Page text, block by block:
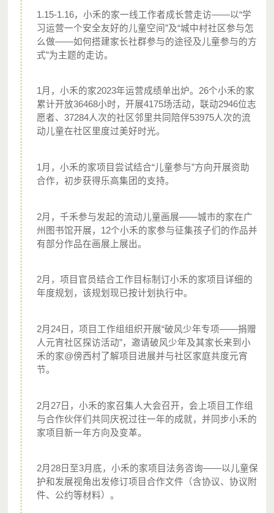
每筹245元，就可以培养1位城市支教志愿者在社区中开展活
动。每筹5万元，即可支持城市支教志愿者与社区合作伙伴
一起共建1个小禾的家。
1.15-1.16，小禾的家一线工作者成长营走访——以“学
习运营一个安全友好的儿童空间”及“城中村社区参与怎
么做——如何搭建家长社群参与的途径及儿童参与的方
式”为主题的走访。
1月，小禾的家2023年运营成绩单出炉。26个小禾的家
累计开放36468小时，开展4175场活动，联动2946位志
愿者、37284人次的社区邻里共同陪伴53975人次的流
动儿童在社区里度过美好时光。
1月，小禾的家项目尝试结合“儿童参与”方向开展资助
合作，初步获得乐高集团的支持。
2月，千禾参与发起的流动儿童画展——城市的家在广
州图书馆开展，12个小禾的家参与征集孩子们的作品并
有部分作品在画展上展出。
2月，项目官员结合工作目标制订小禾的家项目详细的
年度规划，该规划现已按计划执行中。
2月24日，项目工作组组织开展“破风少年专项——捐赠
人元宵社区探访活动”，邀请破风少年及其家长来到小
禾的家@傍西村了解项目进展并与社区家庭共度元宵
节。
2月27日，小禾的家召集人大会召开，会上项目工作组
与合作伙伴们共同庆祝过往一年的成就，并同步小禾的
家项目新一年方向及变革。
2月28日至3月底，小禾的家项目法务咨询——以儿童保
护和发展视角出发修订项目合作文件（含协议、协议附
件、公约等材料）。